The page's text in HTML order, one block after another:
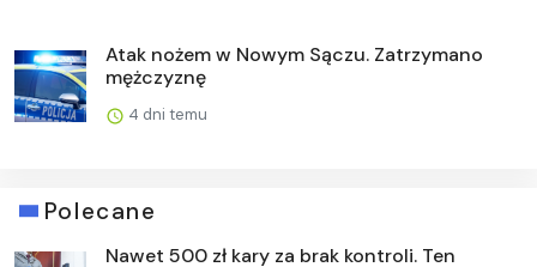
Atak nożem w Nowym Sączu. Zatrzymano
mężczyznę
4 dni temu
Polecane
Nawet 500 zł kary za brak kontroli. Ten